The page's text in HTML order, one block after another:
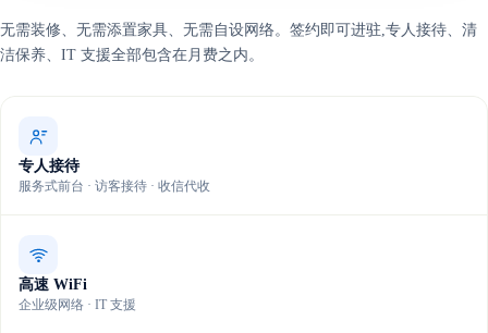
无需装修、无需添置家具、无需自设网络。签约即可进驻,专人接待、清
洁保养、IT 支援全部包含在月费之内。
专人接待
服务式前台 · 访客接待 · 收信代收
高速 WiFi
企业级网络 · IT 支援